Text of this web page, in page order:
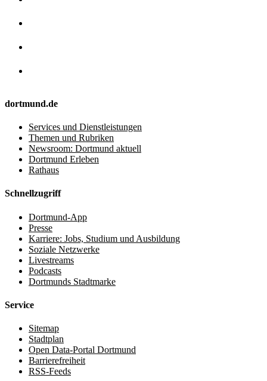
dortmund.de
Services und Dienstleistungen
Themen und Rubriken
Newsroom: Dortmund aktuell
Dortmund Erleben
Rathaus
Schnellzugriff
Dortmund-App
Presse
Karriere: Jobs, Studium und Ausbildung
Soziale Netzwerke
Livestreams
Podcasts
Dortmunds Stadtmarke
Service
Sitemap
Stadtplan
Open Data-Portal Dortmund
Barrierefreiheit
RSS-Feeds